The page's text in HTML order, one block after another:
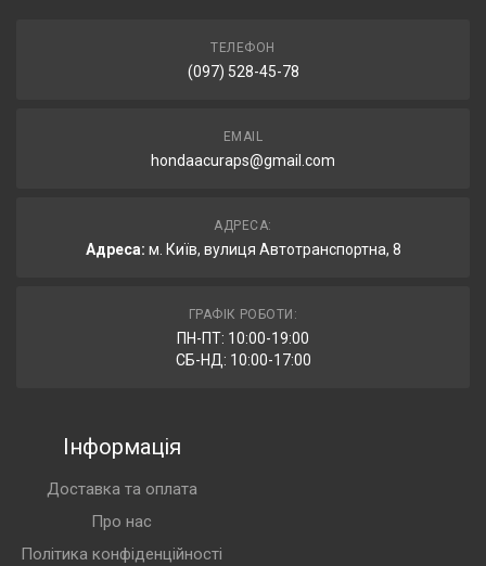
ТЕЛЕФОН
(097) 528-45-78
EMAIL
hondaacuraps@gmail.com
АДРЕСА:
Адреса: м. Київ, вулиця Автотранспортна, 8
ГРАФІК РОБОТИ:
ПН-ПТ: 10:00-19:00
СБ-НД: 10:00-17:00
Інформація
Доставка та оплата
Про нас
Політика конфіденційності